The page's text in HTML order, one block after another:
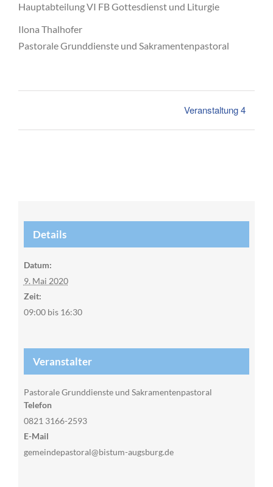
Hauptabteilung VI FB Gottesdienst und Liturgie
Ilona Thalhofer
Pastorale Grunddienste und Sakramentenpastoral
Veranstaltung 4
Details
Datum:
9. Mai 2020
Zeit:
09:00 bis 16:30
Veranstalter
Pastorale Grunddienste und Sakramentenpastoral
Telefon
0821 3166-2593
E-Mail
gemeindepastoral@bistum-augsburg.de